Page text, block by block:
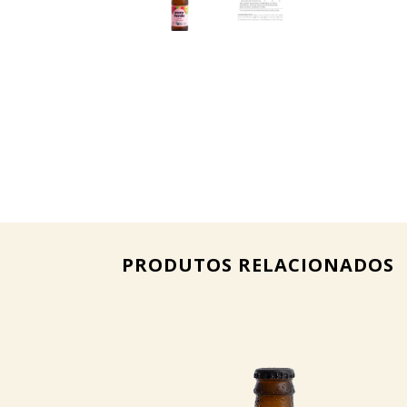
PRODUTOS RELACIONADOS